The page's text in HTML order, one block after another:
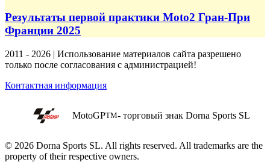
Результаты первой практики Moto2 Гран-При
Франции 2025
2011 - 2026 | Использование материалов сайта разрешено
только после согласования с администрацией!
Контактная информация
MotoGPTM- торговый знак Dorna Sports SL
© 2026 Dorna Sports SL. All rights reserved. All trademarks are the
property of their respective owners.